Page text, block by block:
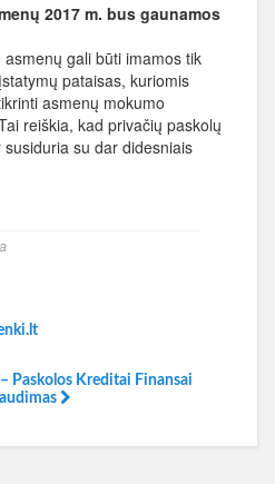
2017 m. bus gaunamos
gali būti imamos tik
pataisas, kuriomis
asmenų mokumo
reiškia, kad privačių paskolų
su dar didesniais
Paskolos Kreditai Finansai